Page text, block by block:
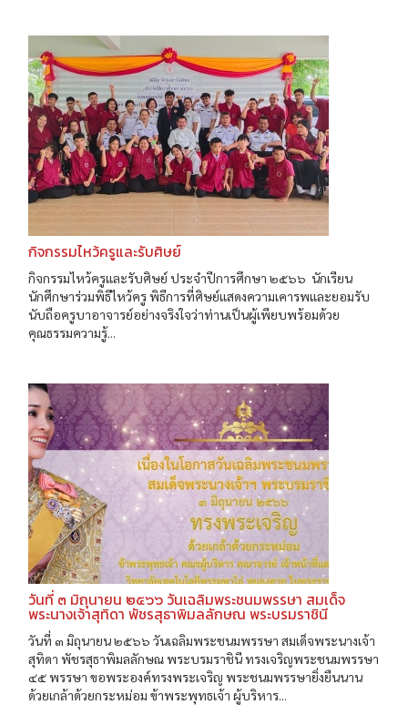
กิจกรรมไหว้ครูและรับศิษย์
กิจกรรมไหว้ครูและรับศิษย์ ประจำปีการศึกษา ๒๕๖๖ นักเรียน
นักศึกษาร่วมพิธีไหว้ครู พิธีการที่ศิษย์แสดงความเคารพและยอมรับ
นับถือครูบาอาจารย์อย่างจริงใจว่าท่านเป็นผู้เพียบพร้อมด้วย
คุณธรรมความรู้...
วันที่ ๓ มิถุนายน ๒๕๖๖ วันเฉลิมพระชนมพรรษา สมเด็จ
พระนางเจ้าสุทิดา พัชรสุธาพิมลลักษณ พระบรมราชินี
วันที่ ๓ มิถุนายน ๒๕๖๖ วันเฉลิมพระชนมพรรษา สมเด็จพระนางเจ้า
สุทิดา พัชรสุธาพิมลลักษณ พระบรมราชินี ทรงเจริญพระชนมพรรษา
๔๕ พรรษา ขอพระองค์ทรงพระเจริญ พระชนมพรรษายิ่งยืนนาน
ด้วยเกล้าด้วยกระหม่อม ข้าพระพุทธเจ้า ผู้บริหาร...